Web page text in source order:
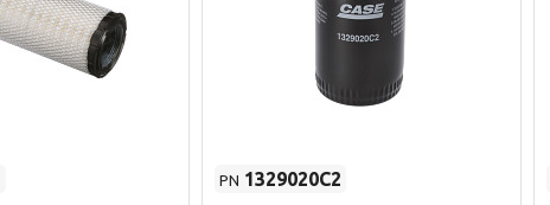
PN 1329020C2